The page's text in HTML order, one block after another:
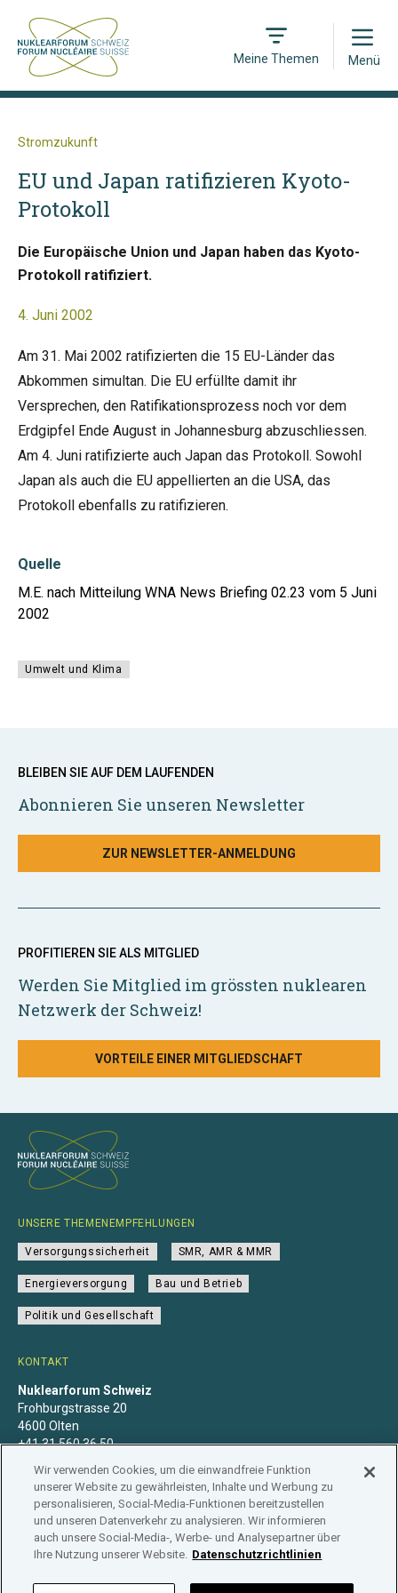
Meine Themen
Open
Menü
Stromzukunft
EU und Japan ratifizieren Kyoto-
Protokoll
Die Europäische Union und Japan haben das Kyoto-
Protokoll ratifiziert.
4. Juni 2002
Am 31. Mai 2002 ratifizierten die 15 EU-Länder das
Abkommen simultan. Die EU erfüllte damit ihr
Versprechen, den Ratifikationsprozess noch vor dem
Erdgipfel Ende August in Johannesburg abzuschliessen.
Am 4. Juni ratifizierte auch Japan das Protokoll. Sowohl
Japan als auch die EU appellierten an die USA, das
Protokoll ebenfalls zu ratifizieren.
Quelle
M.E. nach Mitteilung WNA News Briefing 02.23 vom 5 Juni
2002
Umwelt und Klima
BLEIBEN SIE AUF DEM LAUFENDEN
Abonnieren Sie unseren Newsletter
ZUR NEWSLETTER-ANMELDUNG
PROFITIEREN SIE ALS MITGLIED
Werden Sie Mitglied im grössten nuklearen
Netzwerk der Schweiz!
VORTEILE EINER MITGLIEDSCHAFT
KONTAKT
Nuklearforum Schweiz
Frohburgstrasse 20
4600 Olten
+41 31 560 36 50
UNSERE THEMENEMPFEHLUNGEN
Versorgungssicherheit SMR, AMR & MMR
Energieversorgung Bau und Betrieb
Politik und Gesellschaft
Datenschutzerklärung Impressum Mitgliedschaft
Branchenregister
Wir verwenden Cookies, um die einwandfreie Funktion
unserer Website zu gewährleisten, Inhalte und Werbung zu
personalisieren, Social-Media-Funktionen bereitzustellen
und unseren Datenverkehr zu analysieren. Wir informieren
auch unsere Social-Media-, Werbe- und Analysepartner über
Ihre Nutzung unserer Website. Datenschutzrichtlinien